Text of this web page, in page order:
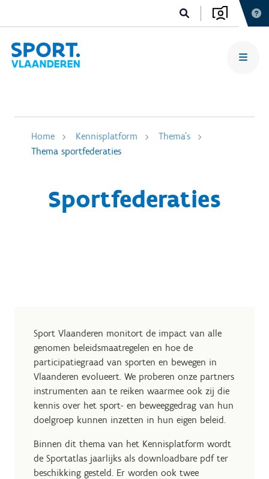
Home Kennisplatform
Thema's
Thema sportfederaties
Sportfederaties
Sport Vlaanderen monitort de impact van alle
genomen beleidsmaatregelen en hoe de
participatiegraad van sporten en bewegen in
Vlaanderen evolueert. We proberen onze partners
instrumenten aan te reiken waarmee ook zij die
kennis over het sport- en beweeggedrag van hun
doelgroep kunnen inzetten in hun eigen beleid.
Binnen dit thema van het Kennisplatform wordt
de Sportatlas jaarlijks als downloadbare pdf ter
beschikking gesteld. Er worden ook twee